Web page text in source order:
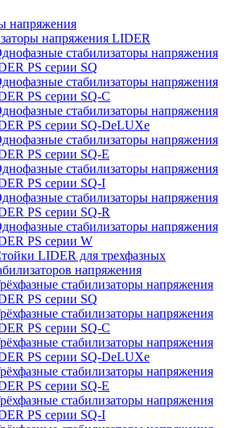
напряжения
напряжения LIDER
стабилизаторы напряжения
PS серии SQ
стабилизаторы напряжения
PS серии SQ-C
стабилизаторы напряжения
PS серии SQ-DeLUXe
стабилизаторы напряжения
PS серии SQ-E
стабилизаторы напряжения
PS серии SQ-I
стабилизаторы напряжения
PS серии SQ-R
стабилизаторы напряжения
PS серии W
LIDER для трехфазных
напряжения
стабилизаторы напряжения
PS серии SQ
стабилизаторы напряжения
PS серии SQ-C
стабилизаторы напряжения
PS серии SQ-DeLUXe
стабилизаторы напряжения
PS серии SQ-E
стабилизаторы напряжения
PS серии SQ-I